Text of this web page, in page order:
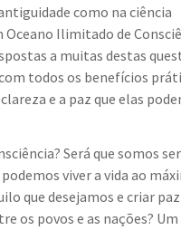
como na ciência
Oceano Ilimitado de
a muitas destas
todos os benefícios
e a paz que elas
Será que somos
viver a vida ao
que desejamos e criar paz
os povos e as nações? Um